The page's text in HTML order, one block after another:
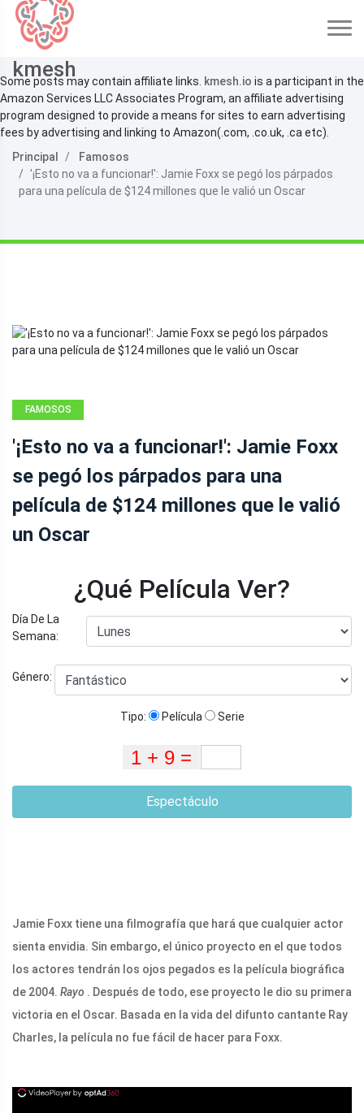
kmesh
Some posts may contain affiliate links. kmesh.io is a participant in the
Amazon Services LLC Associates Program, an affiliate advertising
program designed to provide a means for sites to earn advertising
fees by advertising and linking to Amazon(.com, .co.uk, .ca etc).
Principal
Famosos
'¡Esto no va a funcionar!': Jamie Foxx se pegó los párpados
para una película de $124 millones que le valió un Oscar
FAMOSOS
'¡Esto no va a funcionar!': Jamie Foxx
se pegó los párpados para una
película de $124 millones que le valió
un Oscar
¿Qué Película Ver?
Día De La
Semana:
Género:
Tipo: Película Serie
Espectáculo
Jamie Foxx tiene una filmografía que hará que cualquier actor
sienta envidia. Sin embargo, el único proyecto en el que todos
los actores tendrán los ojos pegados es la película biográfica
de 2004. Rayo . Después de todo, ese proyecto le dio su primera
victoria en el Oscar. Basada en la vida del difunto cantante Ray
Charles, la película no fue fácil de hacer para Foxx.